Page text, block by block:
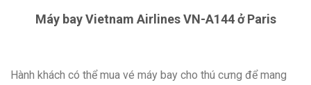
Máy bay Vietnam Airlines VN-A144 ở Paris
Hành khách có thể mua vé máy bay cho thú cưng để mang